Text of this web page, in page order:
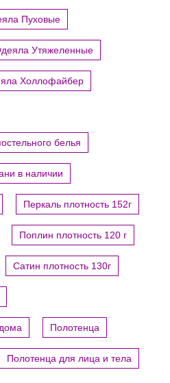
Пуховые
Утяжеленные
Холлофайбер
белья
в наличии
Перкаль плотность 152г
Поплин плотность 120 г
Сатин плотность 130г
Полотенца
Полотенца для лица и тела